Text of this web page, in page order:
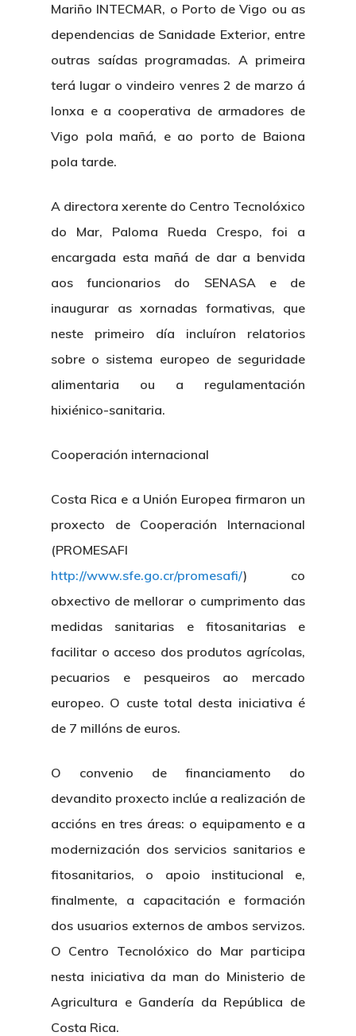
Mariño INTECMAR, o Porto de Vigo ou as
dependencias de Sanidade Exterior, entre
outras saídas programadas. A primeira
terá lugar o vindeiro venres 2 de marzo á
lonxa e a cooperativa de armadores de
Vigo pola mañá, e ao porto de Baiona
pola tarde.
A directora xerente do Centro Tecnolóxico
do Mar, Paloma Rueda Crespo, foi a
encargada esta mañá de dar a benvida
aos funcionarios do SENASA e de
inaugurar as xornadas formativas, que
neste primeiro día incluíron relatorios
sobre o sistema europeo de seguridade
alimentaria ou a regulamentación
hixiénico-sanitaria.
Cooperación internacional
Costa Rica e a Unión Europea firmaron un
proxecto de Cooperación Internacional
(PROMESAFI
http://www.sfe.go.cr/promesafi/) co
obxectivo de mellorar o cumprimento das
medidas sanitarias e fitosanitarias e
facilitar o acceso dos produtos agrícolas,
pecuarios e pesqueiros ao mercado
europeo. O custe total desta iniciativa é
de 7 millóns de euros.
O convenio de financiamento do
devandito proxecto inclúe a realización de
accións en tres áreas: o equipamento e a
modernización dos servicios sanitarios e
fitosanitarios, o apoio institucional e,
finalmente, a capacitación e formación
dos usuarios externos de ambos servizos.
O Centro Tecnolóxico do Mar participa
nesta iniciativa da man do Ministerio de
Agricultura e Gandería da República de
Costa Rica.